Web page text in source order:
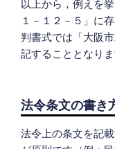
以上から，例えを
１－１２－５」に
判書式では「大阪
記することとなりま
法令条文の書き
法令上の条文を記